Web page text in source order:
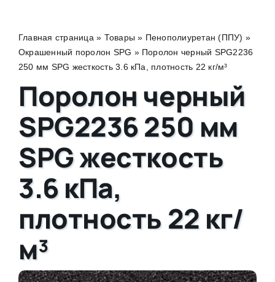
Главная страница » Товары » Пенополиуретан (ППУ) »
Окрашенный поролон SPG » Поролон черный SPG2236
250 мм SPG жесткость 3.6 кПа, плотность 22 кг/м³
Поролон черный
SPG2236 250 мм
SPG жесткость
3.6 кПа,
плотность 22 кг/
м³